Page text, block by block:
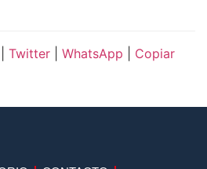
Twitter WhatsApp
Copiar